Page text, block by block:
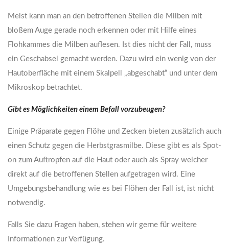
Meist kann man an den betroffenen Stellen die Milben mit
bloßem Auge gerade noch erkennen oder mit Hilfe eines
Flohkammes die Milben auflesen. Ist dies nicht der Fall, muss
ein Geschabsel gemacht werden. Dazu wird ein wenig von der
Hautoberfläche mit einem Skalpell „abgeschabt“ und unter dem
Mikroskop betrachtet.
Gibt es Möglichkeiten einem Befall vorzubeugen?
Einige Präparate gegen Flöhe und Zecken bieten zusätzlich auch
einen Schutz gegen die Herbstgrasmilbe. Diese gibt es als Spot-
on zum Auftropfen auf die Haut oder auch als Spray welcher
direkt auf die betroffenen Stellen aufgetragen wird. Eine
Umgebungsbehandlung wie es bei Flöhen der Fall ist, ist nicht
notwendig.
Falls Sie dazu Fragen haben, stehen wir gerne für weitere
Informationen zur Verfügung.